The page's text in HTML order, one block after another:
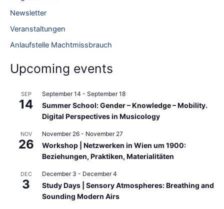
r
:
Newsletter
Veranstaltungen
Anlaufstelle Machtmissbrauch
Upcoming events
SEP
14
September 14 - September 18
Summer School: Gender – Knowledge – Mobility.
Digital Perspectives in Musicology
NOV
26
November 26 - November 27
Workshop | Netzwerken in Wien um 1900:
Beziehungen, Praktiken, Materialitäten
DEC
3
December 3 - December 4
Study Days | Sensory Atmospheres: Breathing and
Sounding Modern Airs